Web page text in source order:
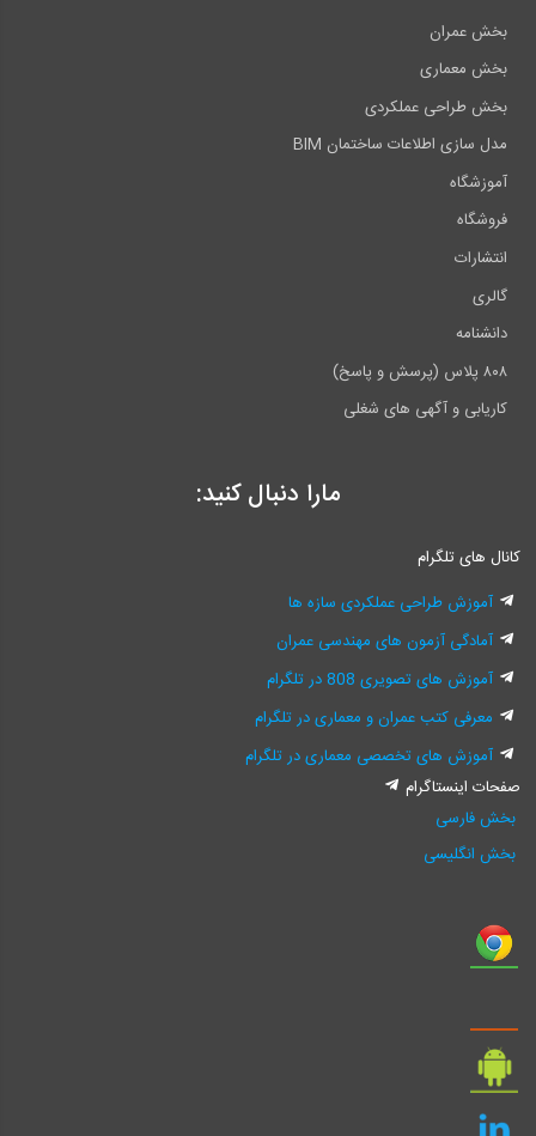
بخش عمران
بخش معماری
بخش طراحی عملکردی
مدل سازی اطلاعات ساختمان BIM
آموزشگاه
فروشگاه
انتشارات
گالری
دانشنامه
۸۰۸ پلاس (پرسش و پاسخ)
کاریابی و آگهی های شغلی
مارا دنبال کنید:
کانال های تلگرام
آموزش طراحی عملکردی سازه ها
آمادگی آزمون های مهندسی عمران
آموزش های تصویری 808 در تلگرام
معرفی کتب عمران و معماری در تلگرام
آموزش های تخصصی معماری در تلگرام
صفحات اینستاگرام
بخش فارسی
بخش انگلیسی